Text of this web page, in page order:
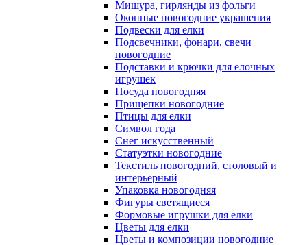
Мишура, гирлянды из фольги
Оконные новогодние украшения
Подвески для елки
Подсвечники, фонари, свечи
новогодние
Подставки и крючки для елочных
игрушек
Посуда новогодняя
Прищепки новогодние
Птицы для елки
Символ года
Снег искусственный
Статуэтки новогодние
Текстиль новогодний, столовый и
интерьерный
Упаковка новогодняя
Фигуры светящиеся
Формовые игрушки для елки
Цветы для елки
Цветы и композиции новогодние